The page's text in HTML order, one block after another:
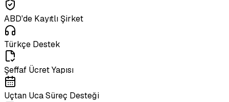
ABD'de Kayıtlı Şirket
Türkçe Destek
Şeffaf Ücret Yapısı
Uçtan Uca Süreç Desteği